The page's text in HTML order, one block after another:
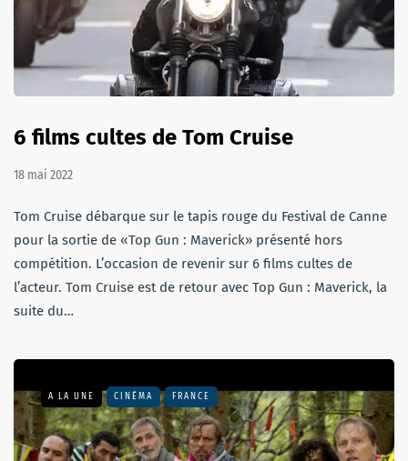
6 films cultes de Tom Cruise
18 mai 2022
Tom Cruise débarque sur le tapis rouge du Festival de Canne
pour la sortie de «Top Gun : Maverick» présenté hors
compétition. L’occasion de revenir sur 6 films cultes de
l’acteur. Tom Cruise est de retour avec Top Gun : Maverick, la
suite du…
A LA UNE CINÉMA FRANCE